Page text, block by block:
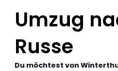
Umzug
Russe
Du möchtest von